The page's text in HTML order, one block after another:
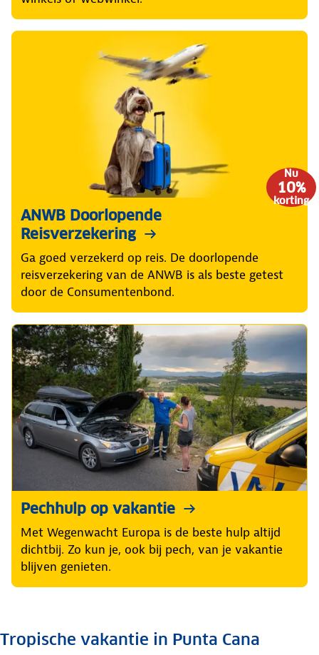
Nu
10%
korting
ANWB Doorlopende
Reisverzekering
Ga goed verzekerd op reis. De doorlopende
reisverzekering van de ANWB is als beste getest
door de Consumentenbond.
Pechhulp op vakantie
Met Wegenwacht Europa is de beste hulp altijd
dichtbij. Zo kun je, ook bij pech, van je vakantie
blijven genieten.
Tropische vakantie in Punta Cana